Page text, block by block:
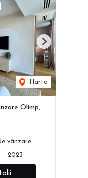
Harta
Next
Olimp,
vânzare
2023